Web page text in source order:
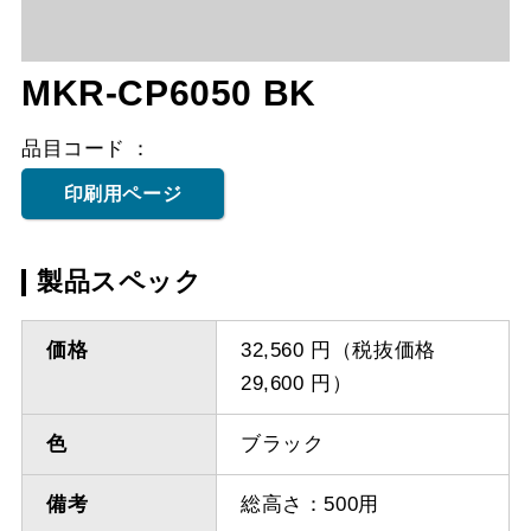
MKR-CP6050 BK
品目コード
印刷用ページ
製品スペック
価格
32,560 円（税抜価格
29,600 円）
色 ブラック
備考 総高さ：500用